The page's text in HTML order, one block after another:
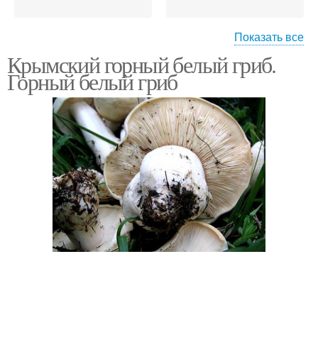
Весенние грибы
Показать все
Крымский горный белый гриб.
Горный белый гриб